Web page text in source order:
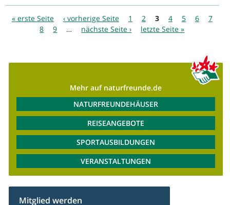
Seiten
« erste Seite ‹ vorherige Seite 1 2 3 4 5 6
7
8
9 … nächste Seite › letzte Seite »
Mehr auf naturfreunde.de
NATURFREUNDEHÄUSER
REISEANGEBOTE
SPORTAUSBILDUNGEN
VERANSTALTUNGEN
Mitglied werden